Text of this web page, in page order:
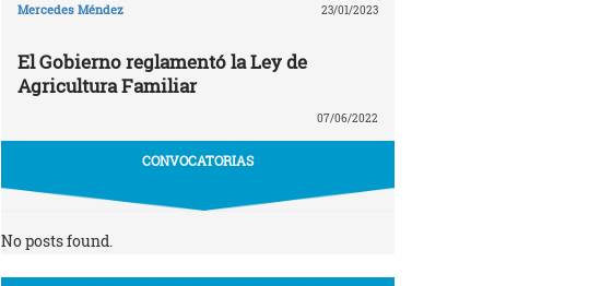
Mercedes Méndez 23/01/2023
El Gobierno reglamentó la Ley de
Agricultura Familiar
07/06/2022
CONVOCATORIAS
No posts found.